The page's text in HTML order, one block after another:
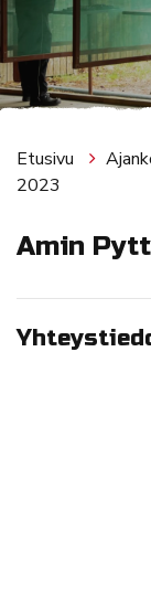
Etusivu
2023
Amin